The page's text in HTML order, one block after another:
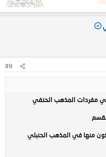
#8
مفردات المذهب الحنفي
منها في المذهب الحنبلي